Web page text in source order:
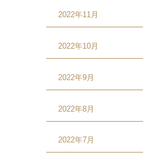
2022年11月
2022年10月
2022年9月
2022年8月
2022年7月